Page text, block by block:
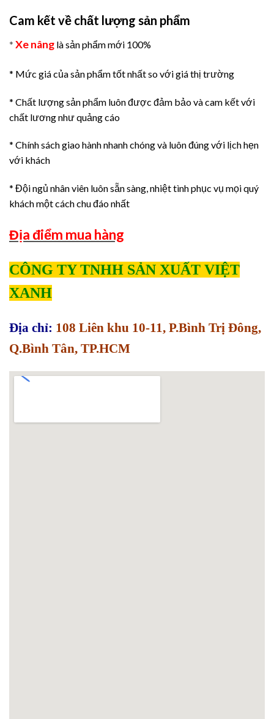
Cam kết về chất lượng sản phẩm
* Xe nâng là sản phẩm mới 100%
* Mức giá của sản phẩm tốt nhất so với giá thị trường
* Chất lượng sản phẩm luôn được đảm bảo và cam kết với
chất lương như quảng cáo
* Chính sách giao hành nhanh chóng và luôn đúng với lịch hẹn
với khách
* Đội ngủ nhân viên luôn sẵn sàng, nhiệt tình phục vụ mọi quý
khách một cách chu đáo nhất
Địa điểm mua hàng
CÔNG TY TNHH SẢN XUẤT VIỆT
XANH
Địa chỉ: 108 Liên khu 10-11, P.Bình Trị Đông,
Q.Bình Tân, TP.HCM